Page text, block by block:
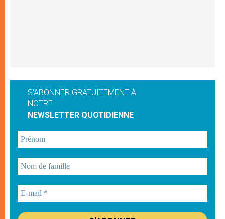
S'ABONNER GRATUITEMENT À
NOTRE
NEWSLETTER QUOTIDIENNE